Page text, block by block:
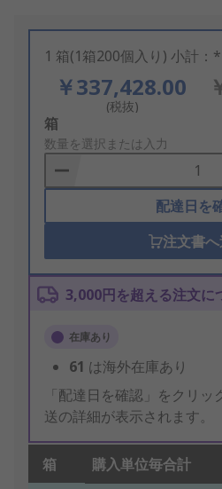
1 箱(1箱200個入り) 小計：*
￥337,428.00
(税抜)
Add
to
Basket
箱
数量を選択または入力
配達日を
注文書
3,000円を超える注文に
在庫あり
61 は海外在庫あり
「配達日を確認」をクリ
送の詳細が表示されます。
箱 購入単位毎合計